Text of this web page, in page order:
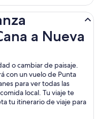
a Nueva
o cambiar de paisaje.
con un vuelo de Punta
para ver todas las
local. Tu viaje te
tu itinerario de viaje para